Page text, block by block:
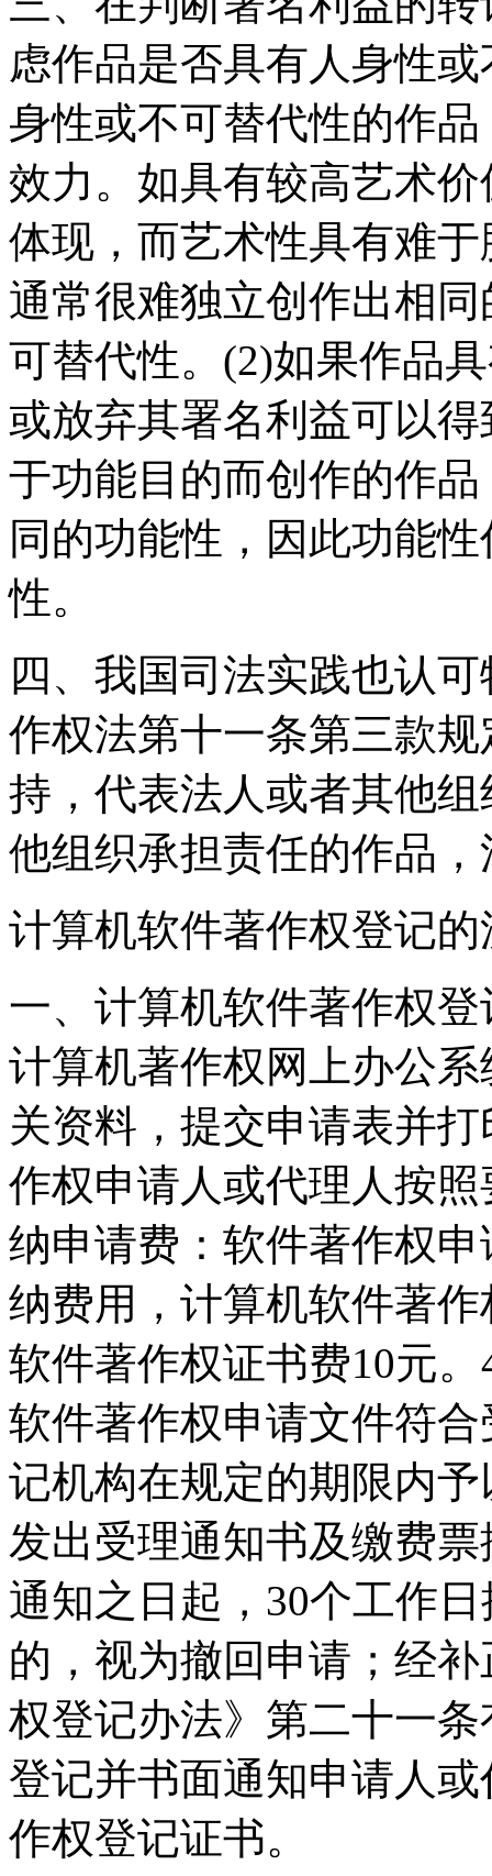
虑作品是否具有人身性
身性或不可替代性的作
效力。如具有较高艺术
体现，而艺术性具有难
通常很难独立创作出相
可替代性。(2)如果作品
或放弃其署名利益可以
于功能目的而创作的作
同的功能性，因此功能
性。
四、我国司法实践也认
作权法第十一条第三款
持，代表法人或者其他
他组织承担责任的作品
计算机软件著作权登记的
一、计算机软件著作权
计算机著作权网上办公
关资料，提交申请表并
作权申请人或代理人按
纳申请费：软件著作权
纳费用，计算机软件著
软件著作权证书费10元
软件著作权申请文件符
记机构在规定的期限内
发出受理通知书及缴费
通知之日起，30个工作
的，视为撤回申请；经
权登记办法》第二十一
登记并书面通知申请人
作权登记证书。